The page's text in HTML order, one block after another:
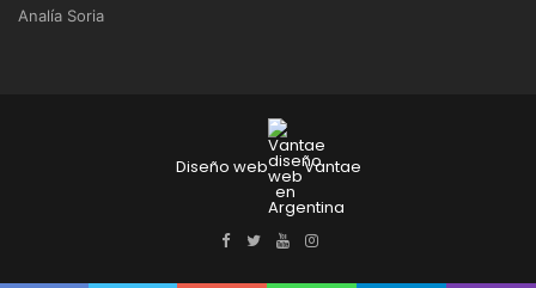
Analía Soria
Diseño web Vantae